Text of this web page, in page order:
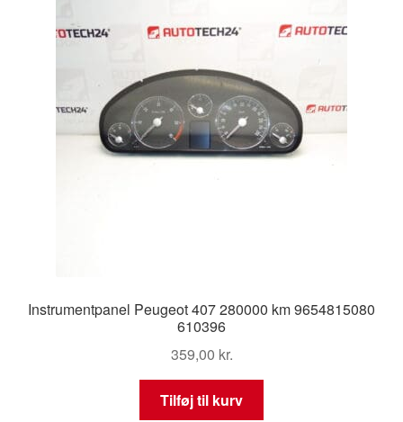
Instrumentpanel Peugeot 407 280000 km 9654815080
610396
359,00 kr.
Tilføj til kurv